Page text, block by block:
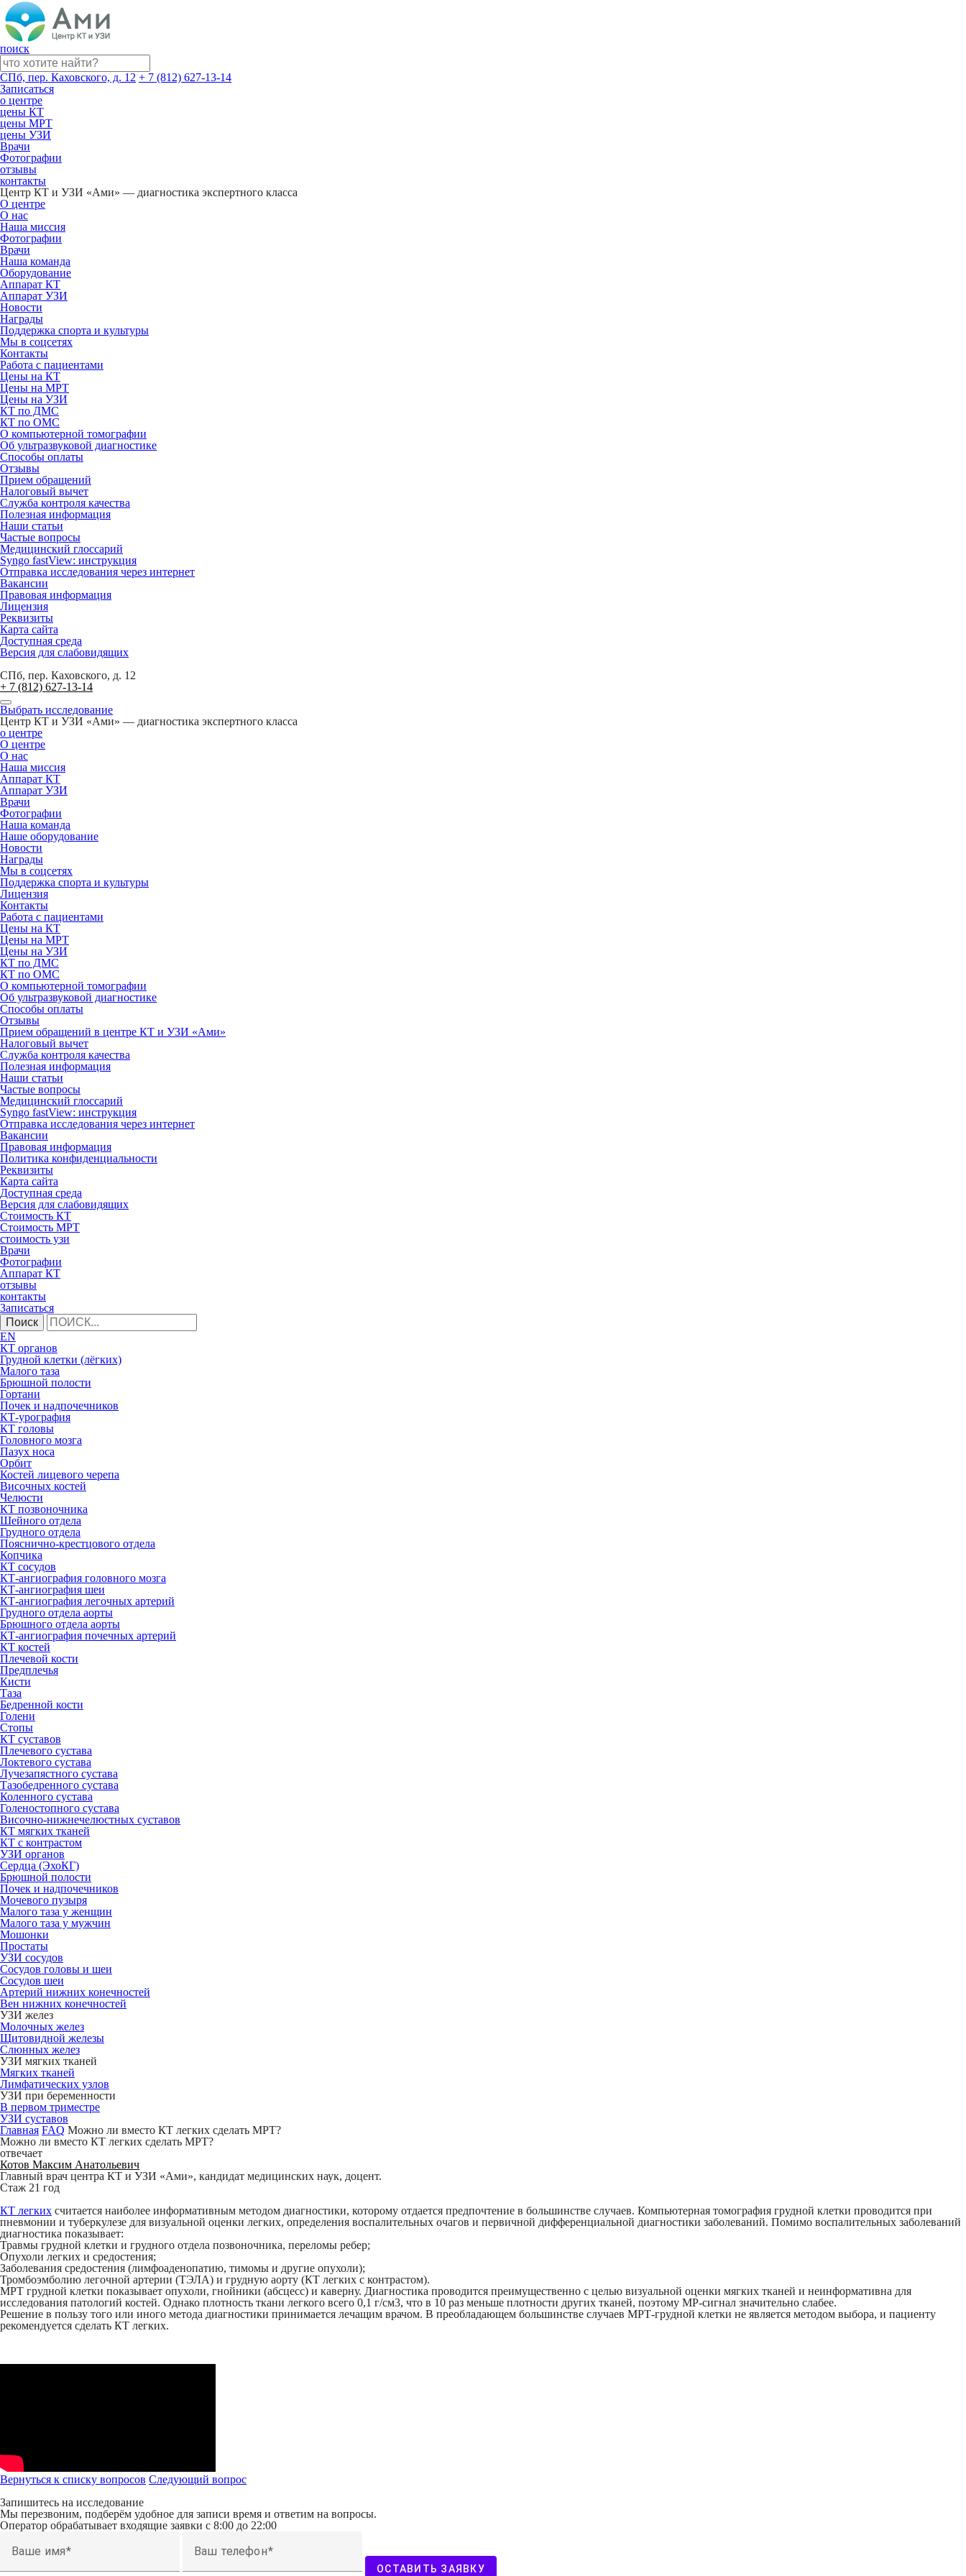
поиск
СПб, пер. Каховского, д. 12 + 7 (812) 627-13-14
Записаться
о центре
цены КТ
цены МРТ
цены УЗИ
Врачи
Фотографии
отзывы
контакты
Центр КТ и УЗИ «Ами» — диагностика экспертного класса
О центре
О нас
Наша миссия
Фотографии
Врачи
Наша команда
Оборудование
Аппарат КТ
Аппарат УЗИ
Новости
Награды
Поддержка спорта и культуры
Мы в соцсетях
Контакты
Работа с пациентами
Цены на КТ
Цены на МРТ
Цены на УЗИ
КТ по ДМС
КТ по ОМС
О компьютерной томографии
Об ультразвуковой диагностике
Способы оплаты
Отзывы
Прием обращений
Налоговый вычет
Служба контроля качества
Полезная информация
Наши статьи
Частые вопросы
Медицинский глоссарий
Syngo fastView: инструкция
Отправка исследования через интернет
Вакансии
Правовая информация
Лицензия
Реквизиты
Карта сайта
Доступная среда
Версия для слабовидящих
СПб, пер. Каховского, д. 12
+ 7 (812) 627-13-14
Выбрать исследование
Центр КТ и УЗИ «Ами» — диагностика экспертного класса
о центре
О центре
О нас
Наша миссия
Аппарат КТ
Аппарат УЗИ
Врачи
Фотографии
Наша команда
Наше оборудование
Новости
Награды
Мы в соцсетях
Поддержка спорта и культуры
Лицензия
Контакты
Работа с пациентами
Цены на КТ
Цены на МРТ
Цены на УЗИ
КТ по ДМС
КТ по ОМС
О компьютерной томографии
Об ультразвуковой диагностике
Способы оплаты
Отзывы
Прием обращений в центре КТ и УЗИ «Ами»
Налоговый вычет
Служба контроля качества
Полезная информация
Наши статьи
Частые вопросы
Медицинский глоссарий
Syngo fastView: инструкция
Отправка исследования через интернет
Вакансии
Правовая информация
Политика конфиденциальности
Реквизиты
Карта сайта
Доступная среда
Версия для слабовидящих
Стоимость КТ
Стоимость МРТ
стоимость узи
Врачи
Фотографии
Аппарат КТ
отзывы
контакты
Записаться
Поиск
EN
КТ органов
Грудной клетки (лёгких)
Малого таза
Брюшной полости
Гортани
Почек и надпочечников
КТ-урография
КТ головы
Головного мозга
Пазух носа
Орбит
Костей лицевого черепа
Височных костей
Челюсти
КТ позвоночника
Шейного отдела
Грудного отдела
Пояснично-крестцового отдела
Копчика
КТ сосудов
КТ-ангиография головного мозга
КТ-ангиография шеи
КТ-ангиография легочных артерий
Грудного отдела аорты
Брюшного отдела аорты
КТ-ангиография почечных артерий
КТ костей
Плечевой кости
Предплечья
Кисти
Таза
Бедренной кости
Голени
Стопы
КТ суставов
Плечевого сустава
Локтевого сустава
Лучезапястного сустава
Тазобедренного сустава
Коленного сустава
Голеностопного сустава
Височно-нижнечелюстных суставов
КТ мягких тканей
КТ с контрастом
УЗИ органов
Сердца (ЭхоКГ)
Брюшной полости
Почек и надпочечников
Мочевого пузыря
Малого таза у женщин
Малого таза у мужчин
Мошонки
Простаты
УЗИ сосудов
Сосудов головы и шеи
Сосудов шеи
Артерий нижних конечностей
Вен нижних конечностей
УЗИ желез
Молочных желез
Щитовидной железы
Слюнных желез
УЗИ мягких тканей
Мягких тканей
Лимфатических узлов
УЗИ при беременности
В первом триместре
УЗИ суставов
Главная FAQ Можно ли вместо КТ легких сделать МРТ?
Можно ли вместо КТ легких сделать МРТ?
отвечает
Котов Максим Анатольевич
Главный врач центра КТ и УЗИ «Ами», кандидат медицинских наук, доцент.
Стаж 21 год
КТ легких считается наиболее информативным методом диагностики, которому отдается предпочтение в большинстве случаев. Компьютерная томография грудной клетки проводится при
пневмонии и туберкулезе для визуальной оценки легких, определения воспалительных очагов и первичной дифференциальной диагностики заболеваний. Помимо воспалительных заболеваний
диагностика показывает:
Травмы грудной клетки и грудного отдела позвоночника, переломы ребер;
Опухоли легких и средостения;
Заболевания средостения (лимфоаденопатию, тимомы и другие опухоли);
Тромбоэмболию легочной артерии (ТЭЛА) и грудную аорту (КТ легких с контрастом).
МРТ грудной клетки показывает опухоли, гнойники (абсцесс) и каверну. Диагностика проводится преимущественно с целью визуальной оценки мягких тканей и неинформативна для
исследования патологий костей. Однако плотность ткани легкого всего 0,1 г/см3, что в 10 раз меньше плотности других тканей, поэтому МР-сигнал значительно слабее.
Решение в пользу того или иного метода диагностики принимается лечащим врачом. В преобладающем большинстве случаев МРТ-грудной клетки не является методом выбора, и пациенту
рекомендуется сделать КТ легких.
Вернуться к списку вопросов Следующий вопрос
Запишитесь на исследование
Мы перезвоним, подберём удобное для записи время и ответим на вопросы.
Оператор обрабатывает входящие заявки с 8:00 до 22:00
Ваше имя Ваш телефон
ОСТАВИТЬ ЗАЯВКУ